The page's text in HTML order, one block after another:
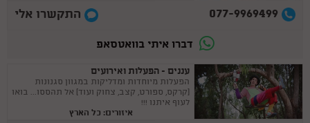
077-9969499 התקשרו אלי
דברו איתי בוואטסאפ
עננים - הפעלות ואירועים
הפעלות מיוחדות ומדליקות במגוון סגנונות
(קרקס, ספורט, קצב, צחוק ועוד) אל תהססו... בואו
לעוף איתנו !!!
איזורים: כל הארץ